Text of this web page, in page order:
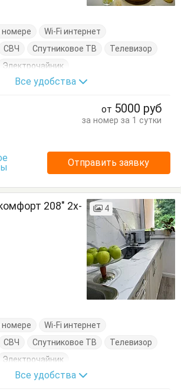
номере
Wi-Fi интернет
СВЧ Спутниковое ТВ
Телевизор
Электрочайник
Кухонный стол
Все удобства
от 5000 руб
за номер за 1 сутки
Отправить заявку
208" 2х-
4
номере
Wi-Fi интернет
СВЧ Спутниковое ТВ
Телевизор
Электрочайник
Кухонный стол
Все удобства